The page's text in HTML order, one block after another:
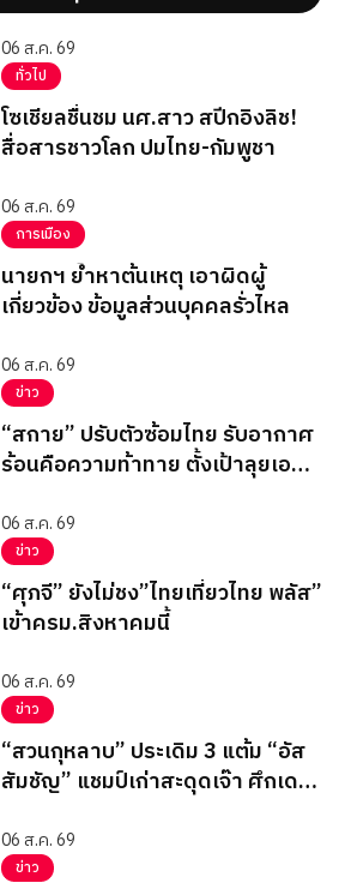
06 ส.ค. 69
ทั่วไป
โซเชียลชื่นชม นศ.สาว สปีกอิงลิช!
สื่อสารชาวโลก ปมไทย-กัมพูชา
06 ส.ค. 69
การเมือง
นายกฯ ย้ำหาต้นเหตุ เอาผิดผู้
เกี่ยวข้อง ข้อมูลส่วนบุคคลรั่วไหล
06 ส.ค. 69
ข่าว
“สกาย” ปรับตัวซ้อมไทย รับอากาศ
ร้อนคือความท้าทาย ตั้งเป้าลุยเอ
06 ส.ค. 69
ข่าว
“ศุภจี” ยังไม่ชง”ไทยเที่ยวไทย พลัส”
เข้าครม.สิงหาคมนี้
06 ส.ค. 69
ข่าว
“สวนกุหลาบ” ประเดิม 3 แต้ม “อัส
สัมชัญ” แชมป์เก่าสะดุดเจ๊า ศึกเดลิ
06 ส.ค. 69
ข่าว